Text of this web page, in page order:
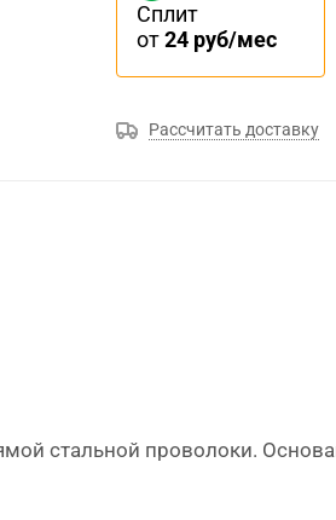
Сплит
от24 руб/мес
Рассчитать доставку
стальной проволоки.